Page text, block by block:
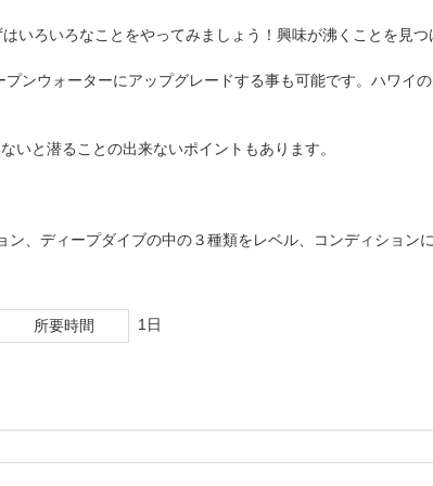
いろいろなことをやってみましょう！興味が沸くことを見つ
ンウォーターにアップグレードする事も可能です。ハワイ
と潜ることの出来ないポイントもあります。
、ディープダイブの中の３種類をレベル、コンディション
所要時間 1日